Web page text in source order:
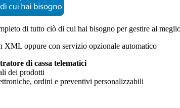
di tutto ciò di cui hai bisogno per gestire al
XML oppure con servizio opzionale automatico
di cassa telematici
dei prodotti
ordini e preventivi personalizzabili